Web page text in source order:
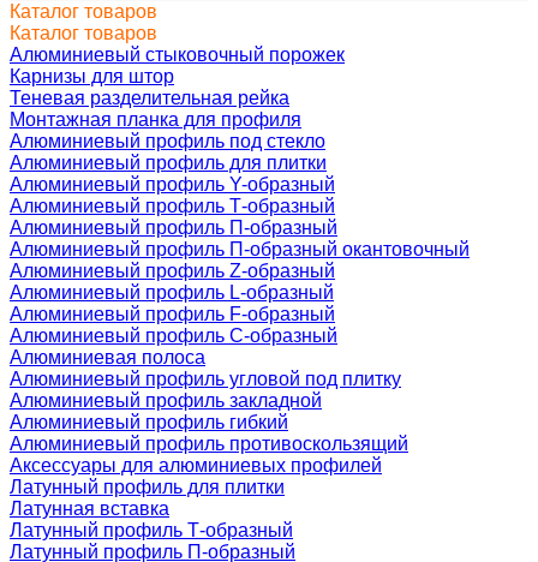
Каталог товаров
Каталог товаров
Алюминиевый стыковочный порожек
Карнизы для штор
Теневая разделительная рейка
Монтажная планка для профиля
Алюминиевый профиль под стекло
Алюминиевый профиль для плитки
Алюминиевый профиль Y-образный
Алюминиевый профиль Т-образный
Алюминиевый профиль П-образный
Алюминиевый профиль П-образный окантовочный
Алюминиевый профиль Z-образный
Алюминиевый профиль L-образный
Алюминиевый профиль F-образный
Алюминиевый профиль C-образный
Алюминиевая полоса
Алюминиевый профиль угловой под плитку
Алюминиевый профиль закладной
Алюминиевый профиль гибкий
Алюминиевый профиль противоскользящий
Аксессуары для алюминиевых профилей
Латунный профиль для плитки
Латунная вставка
Латунный профиль Т-образный
Латунный профиль П-образный